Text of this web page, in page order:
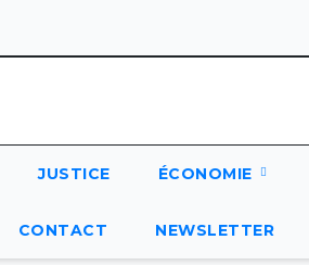
JUSTICE ÉCONOMIE
CONTACT NEWSLETTER